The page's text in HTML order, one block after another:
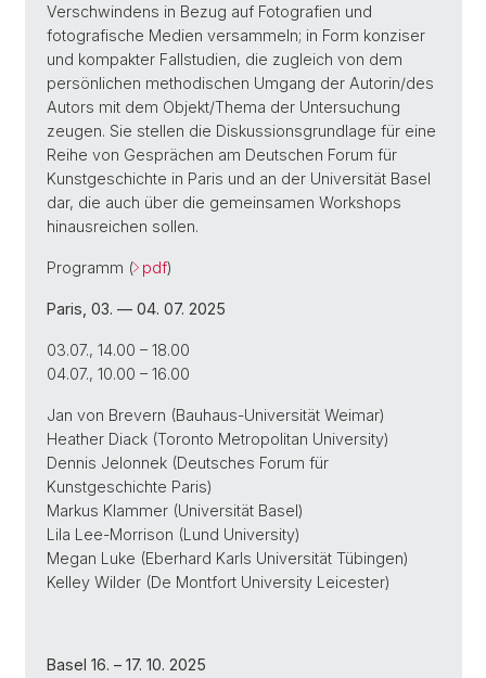
Verschwindens in Bezug auf Fotografien und
fotografische Medien versammeln; in Form konziser
und kompakter Fallstudien, die zugleich von dem
persönlichen methodischen Umgang der Autorin/des
Autors mit dem Objekt/Thema der Untersuchung
zeugen. Sie stellen die Diskussionsgrundlage für eine
Reihe von Gesprächen am Deutschen Forum für
Kunstgeschichte in Paris und an der Universität Basel
dar, die auch über die gemeinsamen Workshops
hinausreichen sollen.
Programm ( pdf)
Paris, 03. — 04. 07. 2025
03.07., 14.00 – 18.00
04.07., 10.00 – 16.00
Jan von Brevern (Bauhaus-Universität Weimar)
Heather Diack (Toronto Metropolitan University)
Dennis Jelonnek (Deutsches Forum für
Kunstgeschichte Paris)
Markus Klammer (Universität Basel)
Lila Lee-Morrison (Lund University)
Megan Luke (Eberhard Karls Universität Tübingen)
Kelley Wilder (De Montfort University Leicester)
Basel 16. – 17. 10. 2025